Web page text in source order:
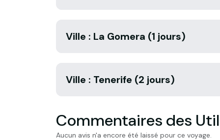
Ville : La Gomera (1 jours)
Ville : Tenerife (2 jours)
Commentaires des
Aucun avis n'a encore été laissé pour ce voyage.